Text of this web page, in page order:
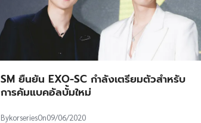
SM ยืนยัน EXO-SC กำลังเตรียมตัวสำหรับ
การคัมแบคอัลบั้มใหม่
BykorseriesOn09/06/2020